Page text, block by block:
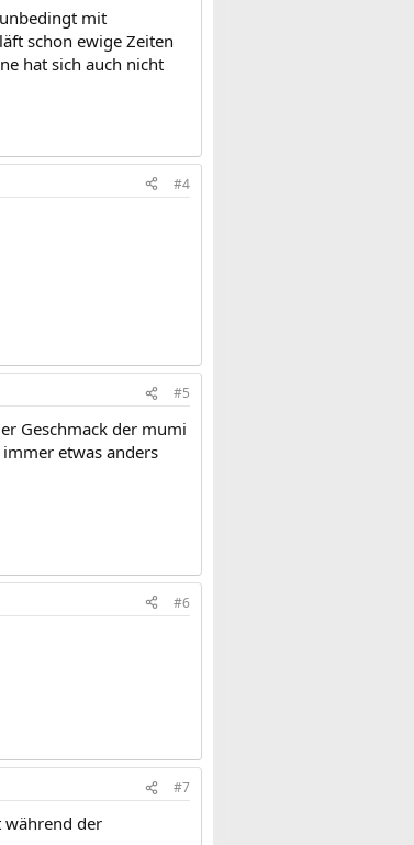
mit
schon ewige Zeiten
hat sich auch nicht
#4
#5
Geschmack der mumi
etwas anders
#6
#7
während der